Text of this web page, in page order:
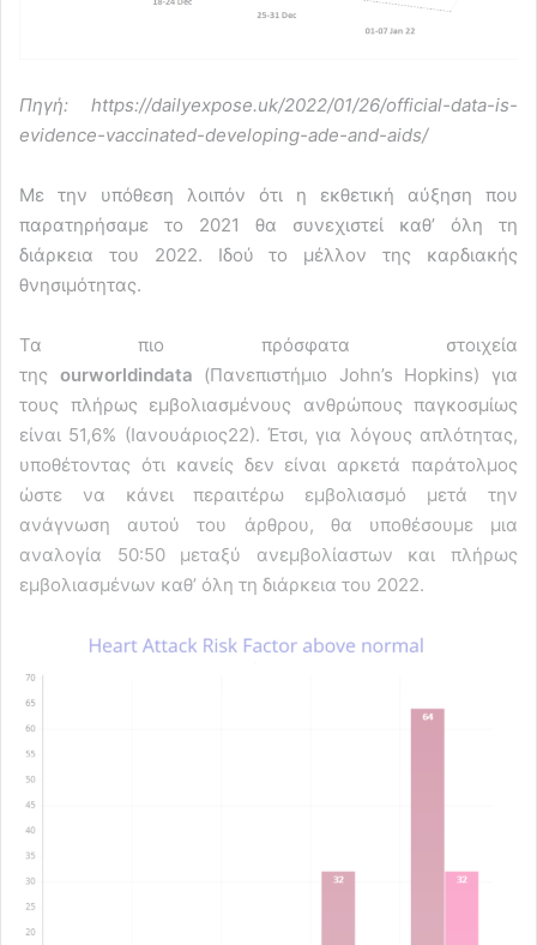
Πηγή: https://dailyexpose.uk/2022/01/26/official-data-is-
evidence-vaccinated-developing-ade-and-aids/
Με την υπόθεση λοιπόν ότι η εκθετική αύξηση που
παρατηρήσαμε το 2021 θα συνεχιστεί καθ’ όλη τη
διάρκεια του 2022. Ιδού το μέλλον της καρδιακής
θνησιμότητας.
Τα πιο πρόσφατα στοιχεία
της ourworldindata (Πανεπιστήμιο John’s Hopkins) για
τους πλήρως εμβολιασμένους ανθρώπους παγκοσμίως
είναι 51,6% (Ιανουάριος22). Έτσι, για λόγους απλότητας,
υποθέτοντας ότι κανείς δεν είναι αρκετά παράτολμος
ώστε να κάνει περαιτέρω εμβολιασμό μετά την
ανάγνωση αυτού του άρθρου, θα υποθέσουμε μια
αναλογία 50:50 μεταξύ ανεμβολίαστων και πλήρως
εμβολιασμένων καθ’ όλη τη διάρκεια του 2022.